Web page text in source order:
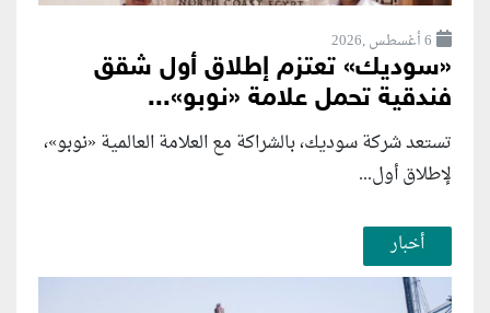
6 أغسطس ,2026
«سوديك» تعتزم إطلاق أول شقق
فندقية تحمل علامة «نوبو»...
تستعد شركة سوديك، بالشراكة مع العلامة العالمية «نوبو»،
لإطلاق أول...
أخبار